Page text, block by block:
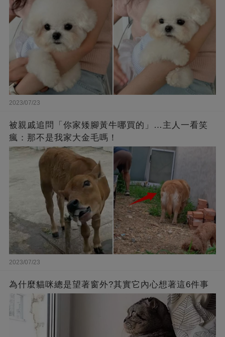
2023/07/23
被親戚追問「你家矮腳黃牛哪買的」…主人一看笑
瘋：那不是我家大金毛嗎！
2023/07/23
為什麼貓咪總是望著窗外?其實它內心想著這6件事